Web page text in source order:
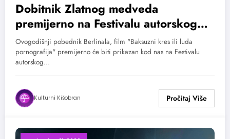
Dobitnik Zlatnog medveda
premijerno na Festivalu autorskog
filma
Ovogodišnji pobednik Berlinala, film "Baksuzni kres ili luda
pornografija" premijerno će biti prikazan kod nas na Festivalu
autorskog…
Kulturni Kišobran